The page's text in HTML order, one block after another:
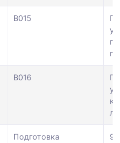
В015
В016
Подготовка